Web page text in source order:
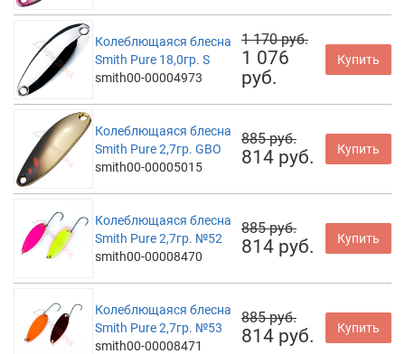
Колеблющаяся блесна
Smith Pure 18,0гр. S
smith00-00004973
1 170 руб.
1 076
руб.
Купить
Колеблющаяся блесна
Smith Pure 2,7гр. GBO
smith00-00005015
885 руб.
814 руб. Купить
Колеблющаяся блесна
Smith Pure 2,7гр. №52
smith00-00008470
885 руб.
814 руб. Купить
Колеблющаяся блесна
Smith Pure 2,7гр. №53
smith00-00008471
885 руб.
814 руб. Купить